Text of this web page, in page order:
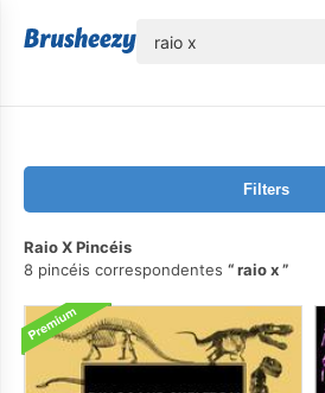
Filters
Raio X Pincéis
8 pincéis correspondentes
raio x